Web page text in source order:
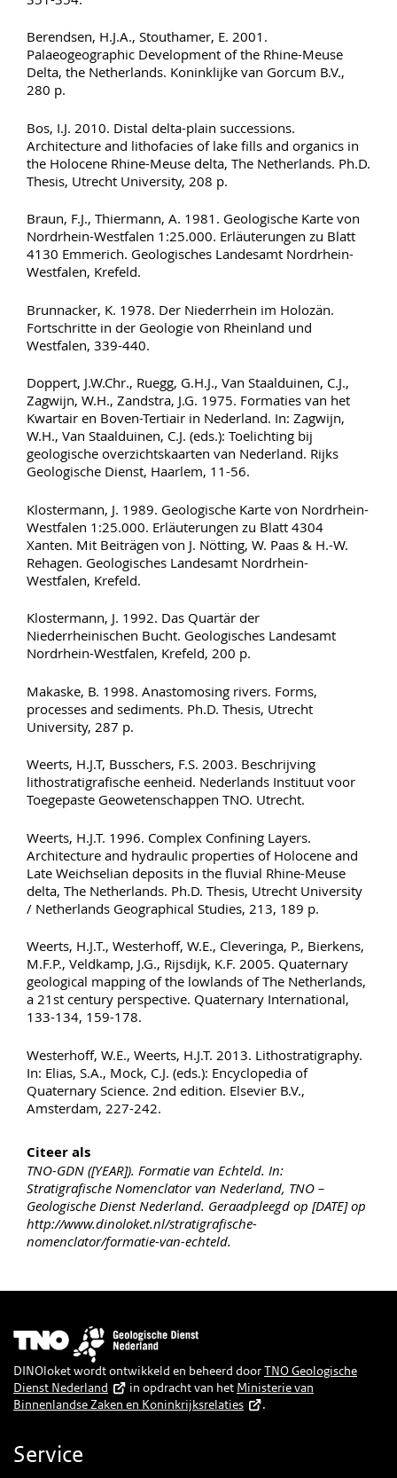
Berendsen, H.J.A., Stouthamer, E. 2001.
Palaeogeographic Development of the Rhine-Meuse
Delta, the Netherlands. Koninklijke van Gorcum B.V.,
280 p.
Bos, I.J. 2010. Distal delta-plain successions.
Architecture and lithofacies of lake fills and organics in
the Holocene Rhine-Meuse delta, The Netherlands. Ph.D.
Thesis, Utrecht University, 208 p.
Braun, F.J., Thiermann, A. 1981. Geologische Karte von
Nordrhein-Westfalen 1:25.000. Erläuterungen zu Blatt
4130 Emmerich. Geologisches Landesamt Nordrhein-
Westfalen, Krefeld.
Brunnacker, K. 1978. Der Niederrhein im Holozän.
Fortschritte in der Geologie von Rheinland und
Westfalen, 339-440.
Doppert, J.W.Chr., Ruegg, G.H.J., Van Staalduinen, C.J.,
Zagwijn, W.H., Zandstra, J.G. 1975. Formaties van het
Kwartair en Boven-Tertiair in Nederland. In: Zagwijn,
W.H., Van Staalduinen, C.J. (eds.): Toelichting bij
geologische overzichtskaarten van Nederland. Rijks
Geologische Dienst, Haarlem, 11-56.
Klostermann, J. 1989. Geologische Karte von Nordrhein-
Westfalen 1:25.000. Erläuterungen zu Blatt 4304
Xanten. Mit Beiträgen von J. Nötting, W. Paas & H.-W.
Rehagen. Geologisches Landesamt Nordrhein-
Westfalen, Krefeld.
Klostermann, J. 1992. Das Quartär der
Niederrheinischen Bucht. Geologisches Landesamt
Nordrhein-Westfalen, Krefeld, 200 p.
Makaske, B. 1998. Anastomosing rivers. Forms,
processes and sediments. Ph.D. Thesis, Utrecht
University, 287 p.
Weerts, H.J.T, Busschers, F.S. 2003. Beschrijving
lithostratigrafische eenheid. Nederlands Instituut voor
Toegepaste Geowetenschappen TNO. Utrecht.
Weerts, H.J.T. 1996. Complex Confining Layers.
Architecture and hydraulic properties of Holocene and
Late Weichselian deposits in the fluvial Rhine-Meuse
delta, The Netherlands. Ph.D. Thesis, Utrecht University
/ Netherlands Geographical Studies, 213, 189 p.
Weerts, H.J.T., Westerhoff, W.E., Cleveringa, P., Bierkens,
M.F.P., Veldkamp, J.G., Rijsdijk, K.F. 2005. Quaternary
geological mapping of the lowlands of The Netherlands,
a 21st century perspective. Quaternary International,
133-134, 159-178.
Westerhoff, W.E., Weerts, H.J.T. 2013. Lithostratigraphy.
In: Elias, S.A., Mock, C.J. (eds.): Encyclopedia of
Quaternary Science. 2nd edition. Elsevier B.V.,
Amsterdam, 227-242.
Citeer als
TNO-GDN ([YEAR]). Formatie van Echteld. In:
Stratigrafische Nomenclator van Nederland, TNO –
Geologische Dienst Nederland. Geraadpleegd op [DATE] op
http://www.dinoloket.nl/stratigrafische-
nomenclator/formatie-van-echteld.
Afbeelding
DINOloket wordt ontwikkeld en beheerd doorTNO Geologische
Dienst Nederland
in opdracht van het Ministerie van
Binnenlandse Zaken en Koninkrijksrelaties
.
Service